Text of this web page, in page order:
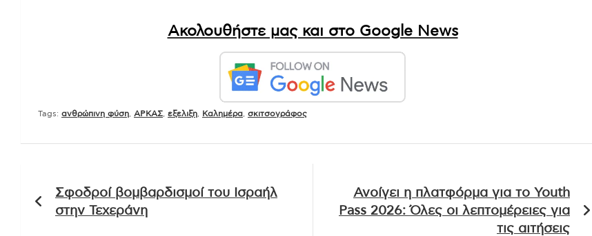
Ακολουθήστε μας και στο Google News
Tags: ανθρώπινη φύση ΑΡΚΑΣ εξελιξη Καλημέρα σκιτσογράφος
άρθρων
Σφοδροί βομβαρδισμοί του Ισραήλ
στην Τεχεράνη
Ανοίγει η πλατφόρμα για το Youth
Pass 2026: Όλες οι λεπτομέρειες για
τις αιτήσεις